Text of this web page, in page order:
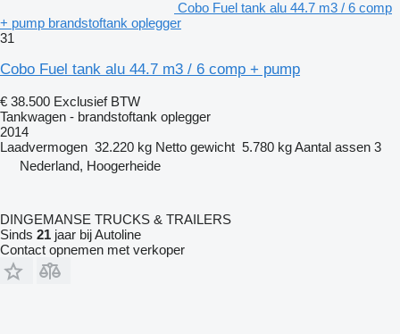
Cobo Fuel tank alu 44.7 m3 / 6 comp
+ pump brandstoftank oplegger
31
Cobo Fuel tank alu 44.7 m3 / 6 comp + pump
€ 38.500 Exclusief BTW
Tankwagen - brandstoftank oplegger
2014
Laadvermogen 32.220 kg Netto gewicht 5.780 kgAantal assen 3
Nederland, Hoogerheide
DINGEMANSE TRUCKS & TRAILERS
Sinds 21 jaar bij Autoline
Contact opnemen met verkoper